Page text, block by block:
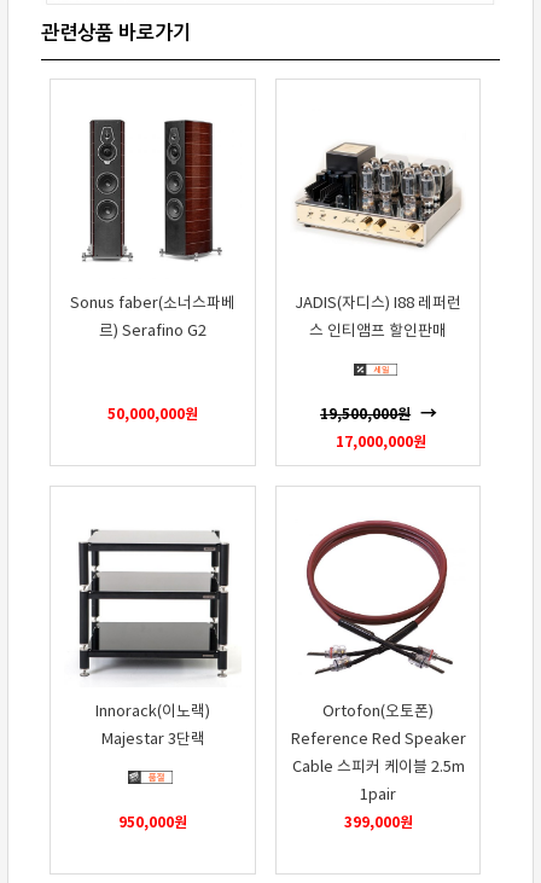
Sonus faber(소너스파베
르) Serafino G2
50,000,000원
JADIS(자디스) I88 레퍼런
스 인티앰프 할인판매
19,500,000원
17,000,000원
Innorack(이노랙)
Majestar 3단랙
950,000원
Ortofon(오토폰)
Reference Red Speaker
Cable 스피커 케이블 2.5m
1pair
399,000원